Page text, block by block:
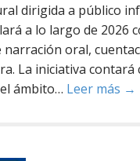
dirigida a público
a lo largo de 2026
narración oral,
La iniciativa contará
ámbito… Leer más →